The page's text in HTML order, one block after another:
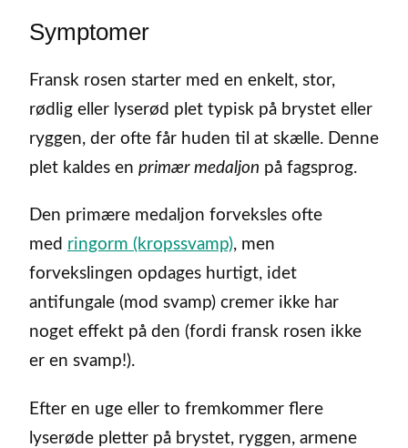
Symptomer
Fransk rosen starter med en enkelt, stor,
rødlig eller lyserød plet typisk på brystet eller
ryggen, der ofte får huden til at skælle. Denne
plet kaldes en primær medaljon på fagsprog.
Den primære medaljon forveksles ofte
med ringorm (kropssvamp), men
forvekslingen opdages hurtigt, idet
antifungale (mod svamp) cremer ikke har
noget effekt på den (fordi fransk rosen ikke
er en svamp!).
Efter en uge eller to fremkommer flere
lyserøde pletter på brystet, ryggen, armene